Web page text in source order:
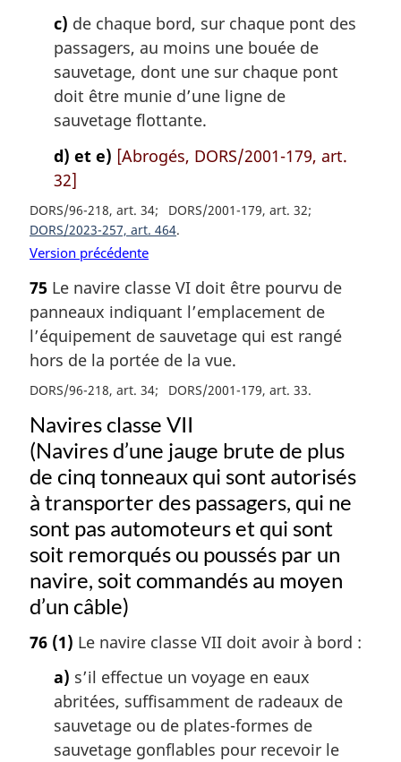
c) de chaque bord, sur chaque pont des
passagers, au moins une bouée de
sauvetage, dont une sur chaque pont
doit être munie d’une ligne de
sauvetage flottante.
d) et e) [Abrogés, DORS/2001-179, art.
32]
DORS/96-218, art. 34
DORS/2001-179, art. 32
DORS/2023-257, art. 464
Version précédente
75 Le navire classe VI doit être pourvu de
panneaux indiquant l’emplacement de
l’équipement de sauvetage qui est rangé
hors de la portée de la vue.
DORS/96-218, art. 34 DORS/2001-179, art. 33
Navires classe VII
(Navires d’une jauge brute de plus
de cinq tonneaux qui sont autorisés
à transporter des passagers, qui ne
sont pas automoteurs et qui sont
soit remorqués ou poussés par un
navire, soit commandés au moyen
d’un câble)
76 (1) Le navire classe VII doit avoir à bord :
a) s’il effectue un voyage en eaux
abritées, suffisamment de radeaux de
sauvetage ou de plates-formes de
sauvetage gonflables pour recevoir le